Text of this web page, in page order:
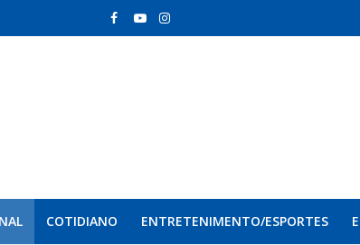
COTIDIANO ENTRETENIMENTO/ESPORTES